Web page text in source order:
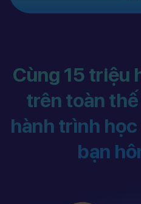
Cùng 15 triệu
trên toàn
hành trình
bạn